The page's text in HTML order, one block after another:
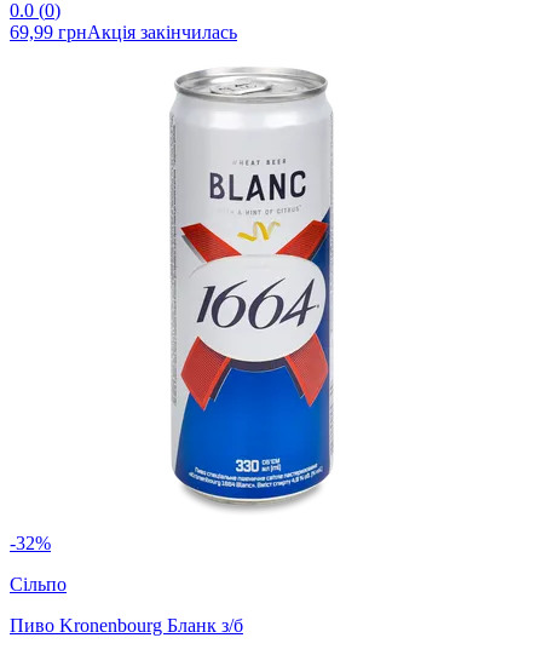
0.0 (0)
69,99 грнАкція закінчилась
-32%
Сільпо
Пиво Kronenbourg Бланк з/б